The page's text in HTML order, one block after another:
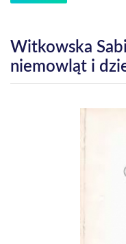
Witkowska
niemowląt i